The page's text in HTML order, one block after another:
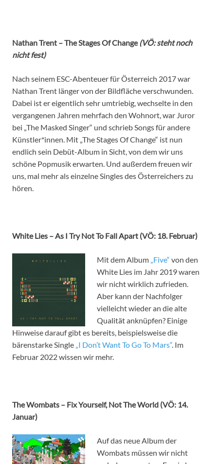
Nathan Trent – The Stages Of Change(VÖ: steht noch
nicht fest)
Nach seinem ESC-Abenteuer für Österreich 2017 war
Nathan Trent länger von der Bildfläche verschwunden.
Dabei ist er eigentlich sehr umtriebig, wechselte in den
vergangenen Jahren mehrfach den Wohnort, war Juror
bei „The Masked Singer“ und schrieb Songs für andere
Künstler*innen. Mit „The Stages Of Change“ ist nun
endlich sein Debüt-Album in Sicht, von dem wir uns
schöne Popmusik erwarten. Und außerdem freuen wir
uns, mal mehr als einzelne Singles des Österreichers zu
hören.
White Lies – As I Try Not To Fall Apart (VÖ: 18. Februar)
Mit dem Album „Five“ von den
White Lies im Jahr 2019 waren
wir nicht wirklich zufrieden.
Aber kann der Nachfolger
vielleicht wieder an die alte
Qualität anknüpfen? Einige
Hinweise darauf gibt es bereits, beispielsweise die
bärenstarke Single „I Don’t Want To Go To Mars“. Im
Februar 2022 wissen wir mehr.
The Wombats – Fix Yourself, Not The World (VÖ: 14.
Januar)
Auf das neue Album der
Wombats müssen wir nicht